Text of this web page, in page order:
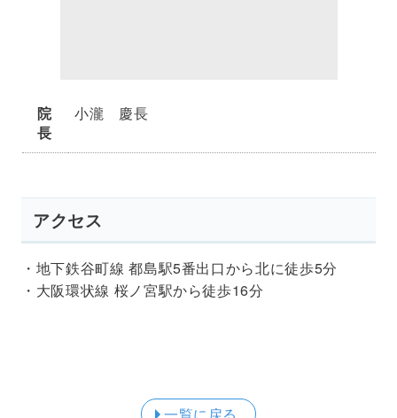
院
長
小瀧 慶長
アクセス
・地下鉄谷町線 都島駅5番出口から北に徒歩5分
・大阪環状線 桜ノ宮駅から徒歩16分